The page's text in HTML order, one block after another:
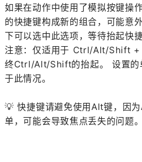
如果在动作中使用了模拟按键操
的快捷键构成新的组合，可能意
下可以选中此选项，等待抬起快
注意：仅适用于 Ctrl/Alt/Shift +
终Ctrl/Alt/Shift的抬起。 设置的
于此情况。
💡 快捷键请避免使用Alt键，因
单，可能会导致焦点丢失的问题。